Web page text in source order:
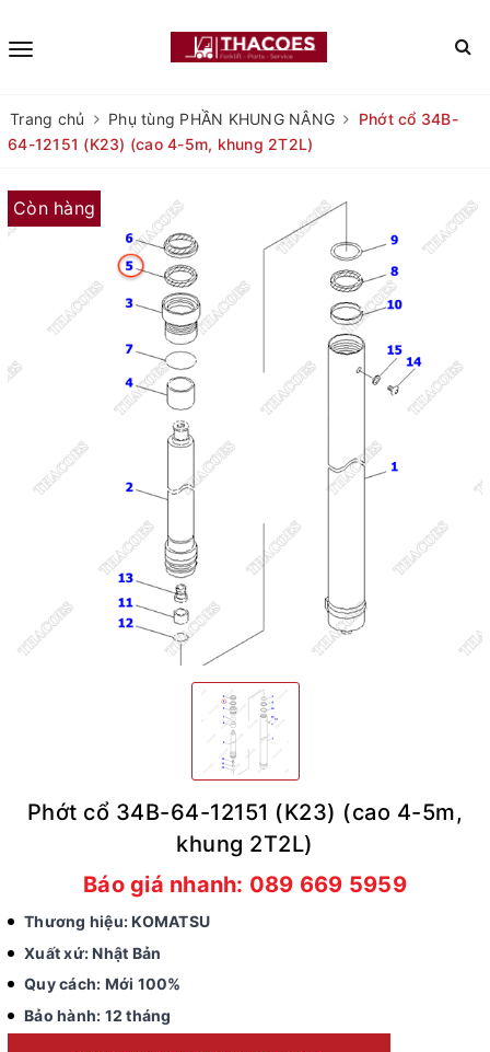
Trang chủ Phụ tùng PHẦN KHUNG NÂNG
Phớt cổ 34B-
64-12151 (K23) (cao 4-5m, khung 2T2L)
Còn hàng
Phớt cổ 34B-64-12151 (K23) (cao 4-5m,
khung 2T2L)
Báo giá nhanh: 089 669 5959
Thương hiệu: KOMATSU
Xuất xứ: Nhật Bản
Quy cách: Mới 100%
Bảo hành: 12 tháng